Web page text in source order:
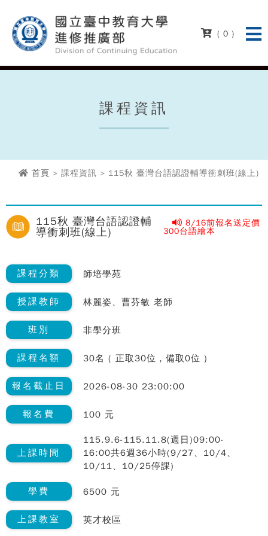
( 0 )
課程資訊
首頁 > 課程資訊 > 115秋 臺灣台語認證輔導衝刺班(線上)
115秋 臺灣台語認證輔
導衝刺班(線上)
8/16前報名送定價
300台語繪本
課程分類 師培學苑
授課教師 林麗姿、曹芬敏 老師
班別 非學分班
課程名額 30名 ( 正取30位，備取0位 )
報名截止日 2026-08-30 23:00:00
報名費 100 元
上課時間
115.9.6-115.11.8(週日)09:00-
16:00共6週36小時(9/27、10/4、
10/11、10/25停課)
學費 6500 元
上課教室 英才校區